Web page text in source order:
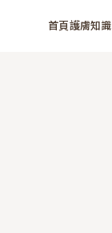
首頁護膚知識